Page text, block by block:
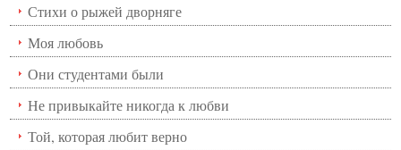
Стихи о рыжей дворняге
Моя любовь
Они студентами были
Не привыкайте никогда к любви
Той, которая любит верно